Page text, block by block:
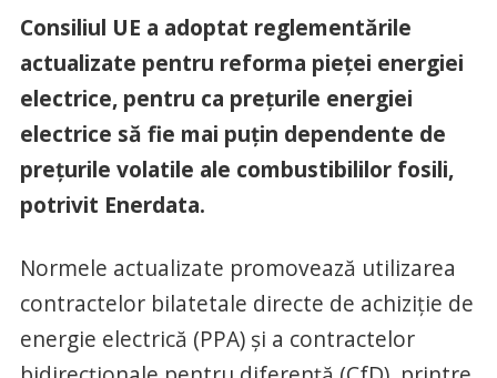
Consiliul UE a adoptat reglementările
actualizate pentru reforma pieței energiei
electrice, pentru ca prețurile energiei
electrice să fie mai puțin dependente de
prețurile volatile ale combustibililor fosili,
potrivit Enerdata.
Normele actualizate promovează utilizarea
contractelor bilatetale directe de achiziție de
energie electrică (PPA) și a contractelor